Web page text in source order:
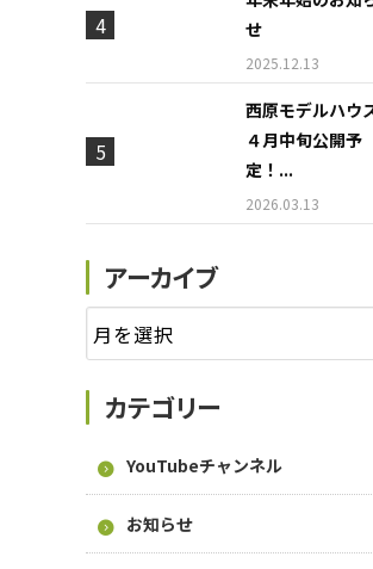
せ
2025.12.13
西原モデルハウ
４月中旬公開予
定！...
2026.03.13
アーカイブ
カテゴリー
YouTubeチャンネル
お知らせ